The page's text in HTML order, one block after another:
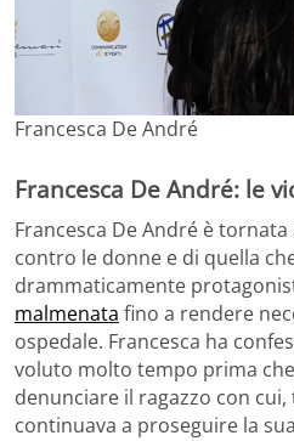
Francesca De André
Francesca De André: le
Francesca De André è
contro le donne e di quella
drammaticamente
malmenata fino a rendere
ospedale. Francesca ha
voluto molto tempo prima
denunciare il ragazzo con cui,
continuava a proseguire la